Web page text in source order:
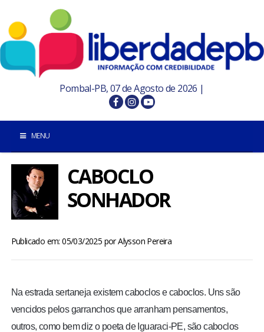
Pombal-PB, 07 de Agosto de 2026 |
MENU
INÍCIO
POMBAL E REGIÃO
PARAÍBA
MUNDO
CABOCLO
SONHADOR
Publicado em: 05/03/2025 porAlysson Pereira
Na estrada sertaneja existem caboclos e caboclos. Uns são
vencidos pelos garranchos que arranham pensamentos,
outros, como bem diz o poeta de Iguaraci-PE, são caboclos